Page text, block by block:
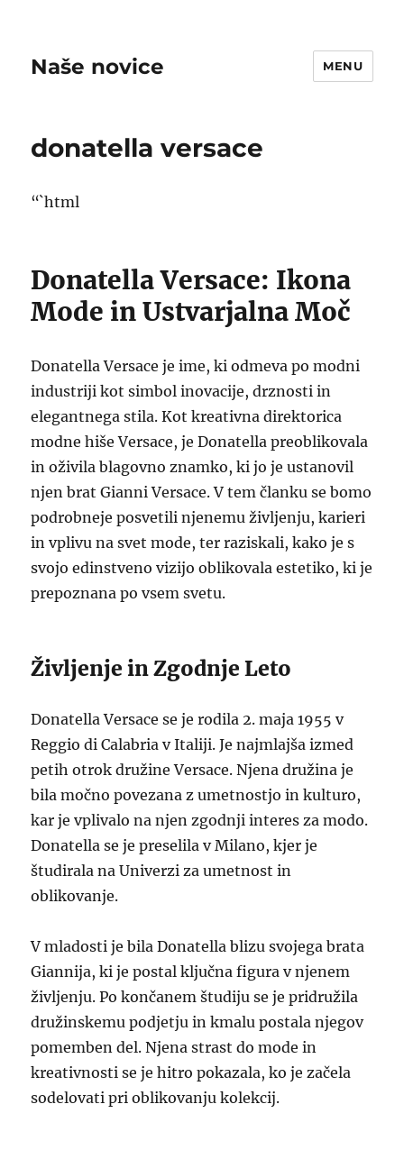
Naše novice MENU
donatella versace
“`html
Donatella Versace: Ikona
Mode in Ustvarjalna Moč
Donatella Versace je ime, ki odmeva po modni
industriji kot simbol inovacije, drznosti in
elegantnega stila. Kot kreativna direktorica
modne hiše Versace, je Donatella preoblikovala
in oživila blagovno znamko, ki jo je ustanovil
njen brat Gianni Versace. V tem članku se bomo
podrobneje posvetili njenemu življenju, karieri
in vplivu na svet mode, ter raziskali, kako je s
svojo edinstveno vizijo oblikovala estetiko, ki je
prepoznana po vsem svetu.
Življenje in Zgodnje Leto
Donatella Versace se je rodila 2. maja 1955 v
Reggio di Calabria v Italiji. Je najmlajša izmed
petih otrok družine Versace. Njena družina je
bila močno povezana z umetnostjo in kulturo,
kar je vplivalo na njen zgodnji interes za modo.
Donatella se je preselila v Milano, kjer je
študirala na Univerzi za umetnost in
oblikovanje.
V mladosti je bila Donatella blizu svojega brata
Giannija, ki je postal ključna figura v njenem
življenju. Po končanem študiju se je pridružila
družinskemu podjetju in kmalu postala njegov
pomemben del. Njena strast do mode in
kreativnosti se je hitro pokazala, ko je začela
sodelovati pri oblikovanju kolekcij.